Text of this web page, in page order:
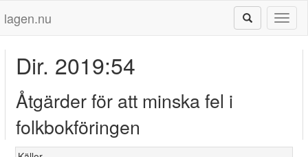
lagen.nu
Dir. 2019:54
Åtgärder för att minska fel i
folkbokföringen